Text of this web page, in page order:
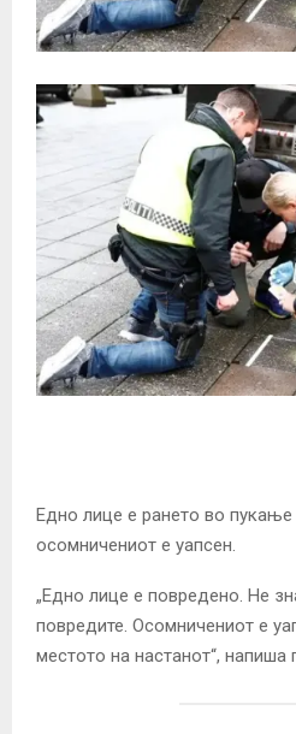
Едно лице е рането во пукање
осомничениот е уапсен.
„Едно лице е повредено. Не
повредите. Осомничениот е
местото на настанот“, напиша